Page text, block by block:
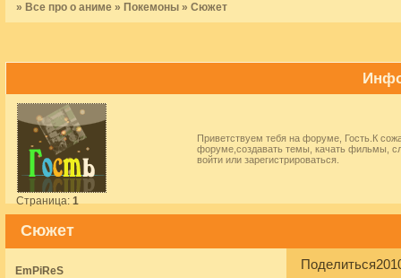
» Все про о аниме » Покемоны »Сюжет
Приветствуем тебя на форуме, Гость.К
форуме,создавать темы, качать фильмы,
войти или зарегистрироваться
Сюжет
Страница:1
Поделиться
EmPiReS